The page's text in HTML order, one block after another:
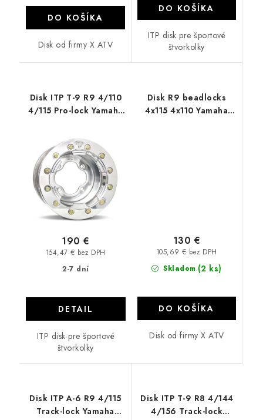
DO KOŠÍKA
Disk od firmy X ATV
DO KOŠÍKA
ITP disk pre športové
štvorkolky
Disk ITP T-9 R9 4/110
4/115 Pro-lock Yamaha
chrom
2-7 dní
154,47 € bez DPH
190 €
DETAIL
ITP disk pre športové
štvorkolky
Disk R9 beadlocks
4x115 4x110 Yamaha
Skladom (2 ks)
105,69 € bez DPH
130 €
DO KOŠÍKA
Disk od firmy X ATV
Disk ITP A-6 R9 4/115
Track-lock Yamaha
Disk ITP T-9 R8 4/144
4/156 Track-lock